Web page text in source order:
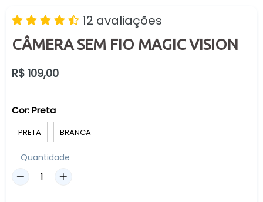
12 avaliações
CÂMERA SEM FIO MAGIC VISION
Preço
R$ 109,00
Cor:Preta
PRETA BRANCA
Quantidade